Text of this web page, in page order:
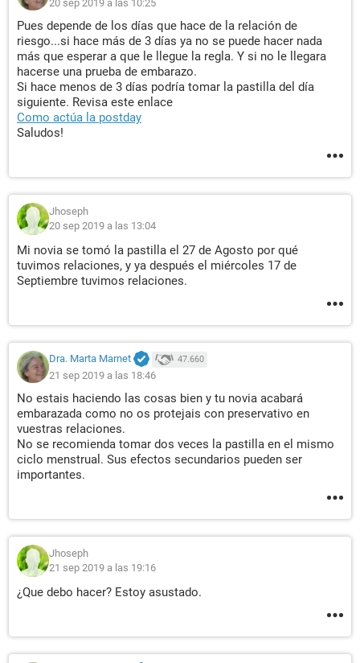
20 sep 2019 a las 10:25
Pues depende de los días que hace de la relación de
riesgo...si hace más de 3 días ya no se puede hacer nada
más que esperar a que le llegue la regla. Y si no le llegara
hacerse una prueba de embarazo.
Si hace menos de 3 días podría tomar la pastilla del día
siguiente. Revisa este enlace
Como actúa la postday
Saludos!
Jhoseph
20 sep 2019 a las 13:04
Mi novia se tomó la pastilla el 27 de Agosto por qué
tuvimos relaciones, y ya después el miércoles 17 de
Septiembre tuvimos relaciones.
Dra. Marta Marnet 47.660
21 sep 2019 a las 18:46
No estais haciendo las cosas bien y tu novia acabará
embarazada como no os protejais con preservativo en
vuestras relaciones.
No se recomienda tomar dos veces la pastilla en el mismo
ciclo menstrual. Sus efectos secundarios pueden ser
importantes.
Jhoseph
21 sep 2019 a las 19:16
¿Que debo hacer? Estoy asustado.